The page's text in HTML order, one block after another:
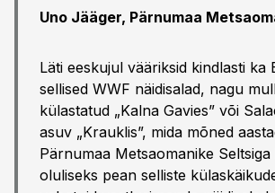
Uno Jääger, Pärnumaa
Läti eeskujul vääriksid kindlasti ka
sellised WWF näidisalad, nagu
külastatud „Kalna Gavies” või
asuv „Krauklis”, mida mõned
Pärnumaa Metsaomanike
oluliseks pean selliste